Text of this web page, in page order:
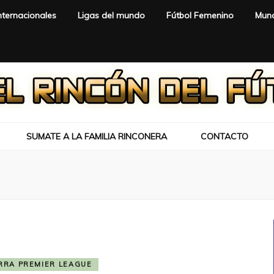
Ligas del mundo Fútbol Femenino
SUMATE A LA FAMILIA RINCONERA CONTACTO
PREMIER LEAGUE